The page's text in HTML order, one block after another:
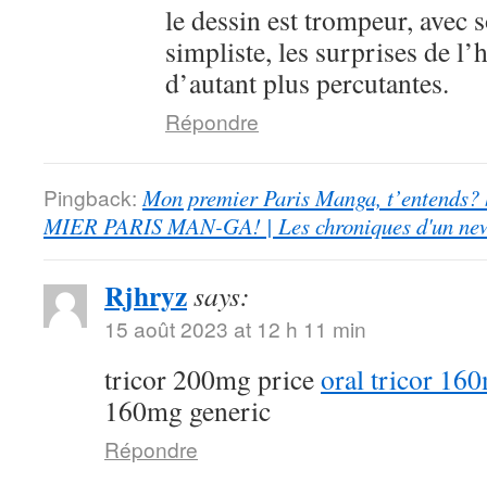
le dessin est trompeur, avec
simpliste, les surprises de
d’autant plus percutantes.
Répondre
Pingback: Mon premier Paris Manga,
MIER PARIS MAN-GA! | Les chroniques d'un
Rjhryzsays:
15 août 2023 at 12 h 11 min
tricor 200mg priceoral tricor
160mg generic
Répondre